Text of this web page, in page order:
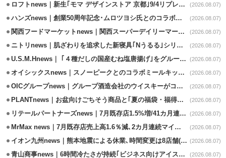
ロフトnews｜新生｢モマ デザインストア 京都｣9/4リプレイスオープン (2026.08.07)
ハンズnews｜創業50周年記念･ムロツヨシ氏とのコラボ企画｢ムロハンズ｣開催 (2026.08.07)
関西フードマーケットnews｜関西スーパーデイリーマート蒲生店8/7改装 (2026.08.07)
ニトリnews｜肌ざわりを追求した新寝具｢Nうるる｣シリーズを発売 (2026.08.07)
U.S.M.Hnews｜ ｢４種だしの国産むね塩唐揚げ｣をグループ610店で共同販促 (2026.08.07)
オイシックスnews｜スノーピークとのコラボミールキット8/13発売 (2026.08.07)
OICグループnews｜グループ酒造会社のウイスキーがコンペティション受賞 (2026.08.07)
PLANTnews｜お盆向けごちそう商品と｢夏の福袋・福得カート｣8/8から開催 (2026.08.07)
リテールパートナーズnews｜7月既存店1.5%増/41カ月連続増 (2026.08.07)
MrMax news｜7月既存店売上高1.6％減､2カ月連続マイナス (2026.08.07)
イオン九州news｜熊本地震による休業､時間変更は8店舗(8/7時点) (2026.08.07)
青山商事news｜6時間冷たさが持続｢ビジネス向けアイスベスト｣発売 (2026.08.07)